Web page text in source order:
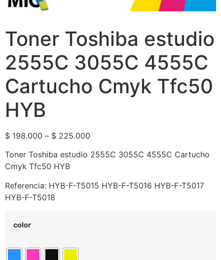
Toner Toshiba estudio
2555C 3055C 4555C
Cartucho Cmyk Tfc50
HYB
$ 198.000 – $ 225.000
Toner Toshiba estudio 2555C 3055C 4555C Cartucho
Cmyk Tfc50 HYB
Referencia: HYB-F-T5015 HYB-F-T5016 HYB-F-T5017
HYB-F-T5018
color